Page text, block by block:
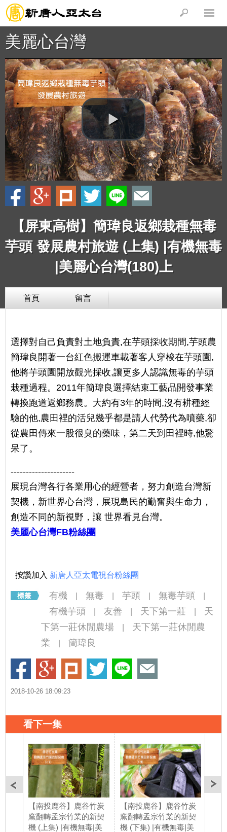
美麗心台灣
【屏東高樹】簡瑋良返鄉栽種無毒
芋頭 發展農村旅遊 (上集) |有機無毒
|美麗心台灣(180)上
首頁 留言
選擇對自己負責對土地負責,在芋頭採收期間,芋頭農
簡瑋良開著一台紅色搬運車載著客人穿梭在芋頭園,
他將芋頭園開放觀光採收,讓更多人認識無毒的芋頭
栽種過程。2011年簡瑋良選擇結束工藝品開發事業
轉換跑道返鄉務農。大約有3年的時間,沒有耕種經
驗的他,農田裡的活兒幾乎都是請人代勞代為噴藥,卻
從農田傳來一股很臭的藥味，第二天到田裡時,他驚
呆了。
---------------------
展現台灣各行各業用心的經營者，努力創造台灣新
契機，新世界心台灣，展現島民的勤奮與生命力，
創造不同的新視野，讓 世界看見台灣。
美麗心台灣FB粉絲團
按讚加入 新唐人亞太電視台粉絲團
有機 無毒 芋頭 無毒芋頭
有機芋頭 友善 天下第一莊
天
下第一莊休閒農場
天下第一莊休閒農
業
簡瑋良
2018-10-26 18:09:23
看下一集
【南投鹿谷】鹿谷竹炭
窯翻轉孟宗竹業的新契
機 (上集) |有機無毒|美
【南投鹿谷】鹿谷竹炭
窯翻轉孟宗竹業的新契
機 (下集) |有機無毒|美